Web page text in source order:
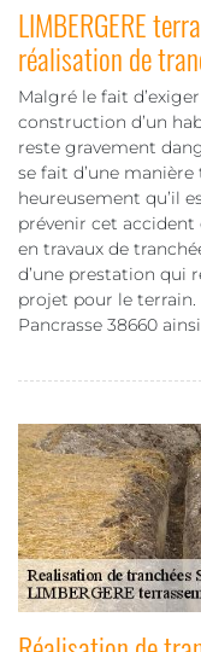
LIMBERGERE
réalisation de
Malgré le fait
construction d’un
reste gravement
se fait d’une
heureusement qu’il
prévenir cet accident
en travaux de
d’une prestation qui
projet pour le terrain.
Pancrasse 38660